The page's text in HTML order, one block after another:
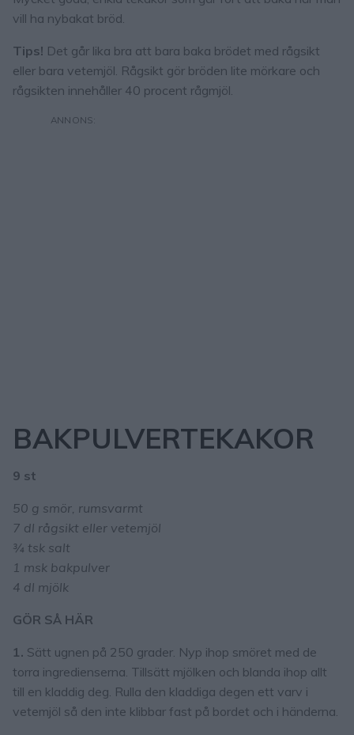
vill ha nybakat bröd.
Tips! Det går lika bra att bara baka brödet med rågsikt
eller bara vetemjöl. Rågsikt gör bröden lite mörkare och
rågsikten innehåller 40 procent rågmjöl.
BAKPULVERTEKAKOR
9 st
50 g smör, rumsvarmt
7 dl rågsikt eller vetemjöl
¾ tsk salt
1 msk bakpulver
4 dl mjölk
GÖR SÅ HÄR
1. Sätt ugnen på 250 grader. Nyp ihop smöret med de
torra ingredienserna. Tillsätt mjölken och blanda ihop allt
till en kladdig deg. Rulla den kladdiga degen ett varv i
vetemjöl så den inte klibbar fast på bordet och i händerna.